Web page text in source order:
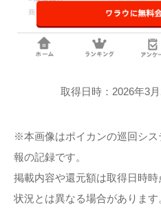
取得日時：2026年3
※本画像はポイカンの巡回シ
報の記録です。
掲載内容や還元額は取得日時
状況とは異なる場合があります